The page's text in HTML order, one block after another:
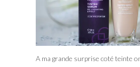
A ma grande surprise coté teinte